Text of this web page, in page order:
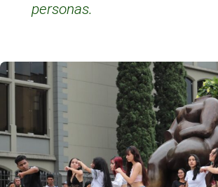
personas.